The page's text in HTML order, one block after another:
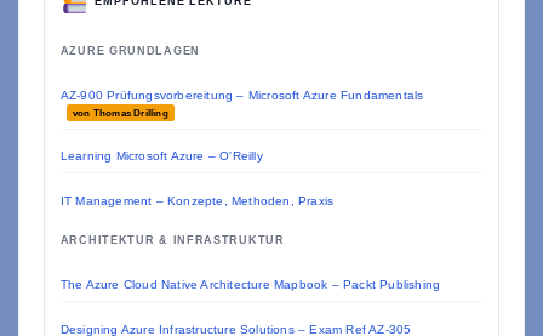
AZURE GRUNDLAGEN
AZ-900 Prüfungsvorbereitung – Microsoft Azure Fundamentals
von Thomas Drilling
Learning Microsoft Azure – O'Reilly
IT Management – Konzepte, Methoden, Praxis
ARCHITEKTUR & INFRASTRUKTUR
The Azure Cloud Native Architecture Mapbook – Packt Publishing
Designing Azure Infrastructure Solutions – Exam Ref AZ-305